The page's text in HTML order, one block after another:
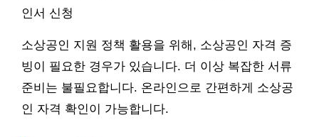
인서 신청
소상공인 지원 정책 활용을 위해, 소상공인 자격 증
빙이 필요한 경우가 있습니다. 더 이상 복잡한 서류
준비는 불필요합니다. 온라인으로 간편하게 소상공
인 자격 확인이 가능합니다.